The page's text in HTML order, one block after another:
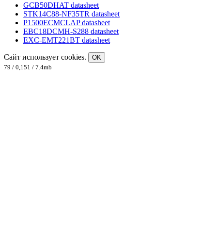
GCB50DHAT datasheet
STK14C88-NF35TR datasheet
P1500ECMCLAP datasheet
EBC18DCMH-S288 datasheet
EXC-EMT221BT datasheet
Сайт использует cookies.
OK
79 / 0,151 / 7.4mb